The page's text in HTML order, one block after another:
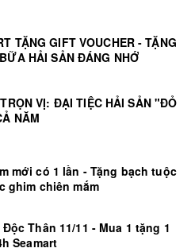
TẶNG GIFT VOUCHER - TẶNG
HẢI SẢN ĐÁNG NHỚ
VỊ: ĐẠI TIỆC HẢI SẢN "ĐỎ
NĂM
mới có 1 lần - Tặng bạch tuộc
ghim chiên mắm
Thân 11/11 - Mua 1 tặng 1
Seamart